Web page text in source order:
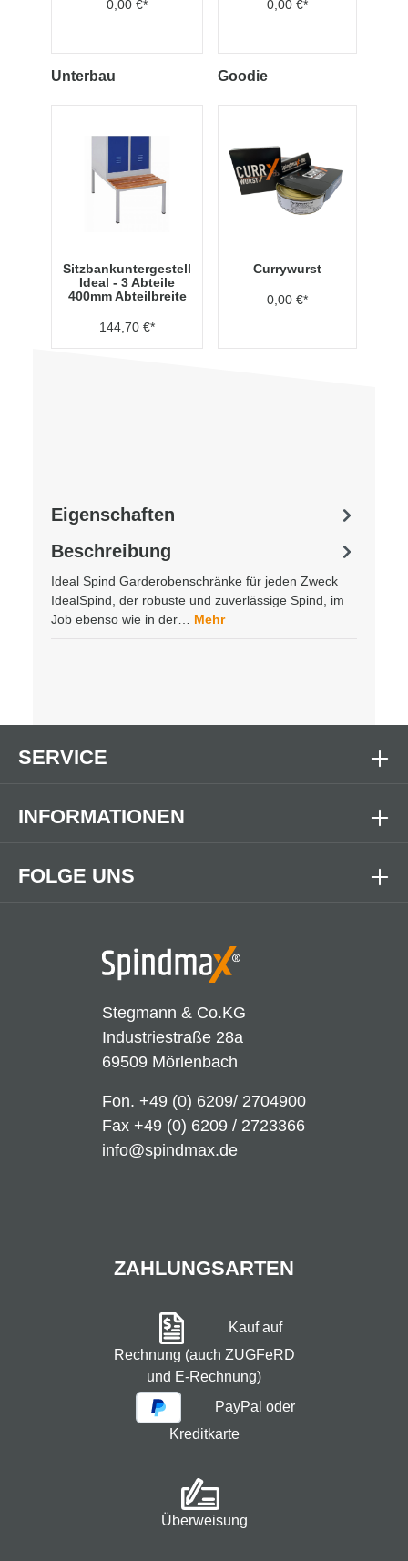
0,00 €* 0,00 €*
Unterbau
Sitzbankuntergestell
Ideal - 3 Abteile
400mm Abteilbreite
144,70 €*
Goodie
Currywurst
0,00 €*
Beschreibung
Ideal Spind Garderobenschränke für jeden Zweck
IdealSpind, der robuste und zuverlässige Spind, im
Job ebenso wie in der… Mehr
Eigenschaften
Stegmann & Co.KG
Industriestraße 28a
69509 Mörlenbach
Fon. +49 (0) 6209/ 2704900
Fax +49 (0) 6209 / 2723366
info@spindmax.de
FOLGE UNS
SERVICE
INFORMATIONEN
ZAHLUNGSARTEN
Kauf auf
Rechnung (auch ZUGFeRD
und E-Rechnung)
PayPal oder
Kreditkarte
Überweisung